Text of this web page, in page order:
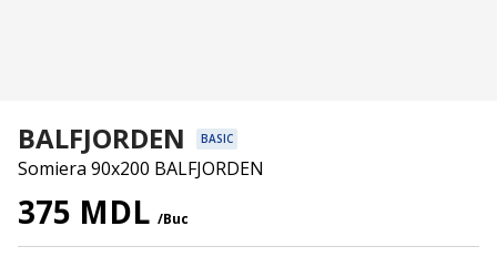
BALFJORDEN BASIC
Somiera 90x200 BALFJORDEN
375 MDL /Buc